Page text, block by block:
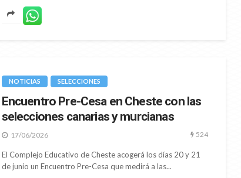
NOTICIAS SELECCIONES
Encuentro Pre-Cesa en Cheste con las
selecciones canarias y murcianas
17/06/2026 524
El Complejo Educativo de Cheste acogerá los días 20 y 21
de junio un Encuentro Pre-Cesa que medirá a las...
y sub’21
los
Definidas las selecciones
sub’15 y sub’17 para los
CESA de vóley playa de Lorca